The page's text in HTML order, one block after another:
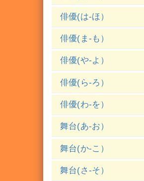
俳優(は-ほ）
俳優(ま-も）
俳優(や-よ）
俳優(ら-ろ）
俳優(わ-を）
舞台(あ-お）
舞台(か-こ）
舞台(さ-そ）